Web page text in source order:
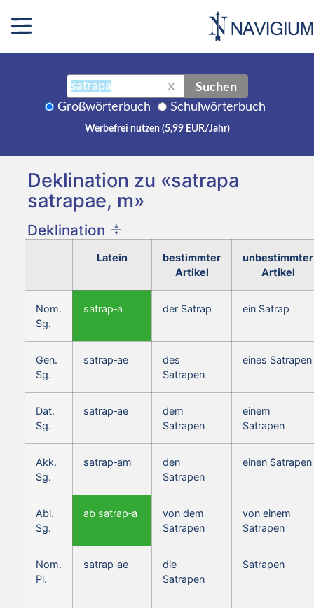
X Suchen
Großwörterbuch Schulwörterbuch
Werbefrei nutzen (5,99 EUR/Jahr)
Deklination zu «satrapa
satrapae, m»
Deklination
Latein
bestimmter
Artikel
unbestimmter
Artikel
Nom.
Sg.
satrap‑a der Satrap ein Satrap
Gen.
Sg.
satrap‑ae
des
Satrapen
eines Satrapen
Dat.
Sg.
satrap‑ae
dem
Satrapen
einem
Satrapen
Akk.
Sg.
satrap‑am
den
Satrapen
einen Satrapen
Abl.
Sg.
ab satrap‑a
von dem
Satrapen
von einem
Satrapen
Nom.
Pl.
satrap‑ae
die
Satrapen
Satrapen